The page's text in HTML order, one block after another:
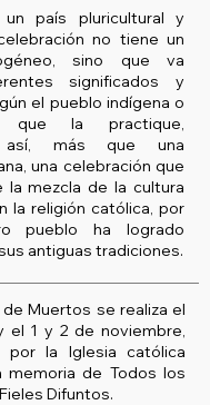
país pluricultural y
no tiene un
sino que va
significados y
el pueblo indígena o
que la practique,
así, más que una
una celebración que
mezcla de la cultura
la religión católica, por
pueblo ha logrado
antiguas tradiciones.
Muertos se realiza el
el 1 y 2 de noviembre,
por la Iglesia católica
memoria de Todos los
Difuntos.